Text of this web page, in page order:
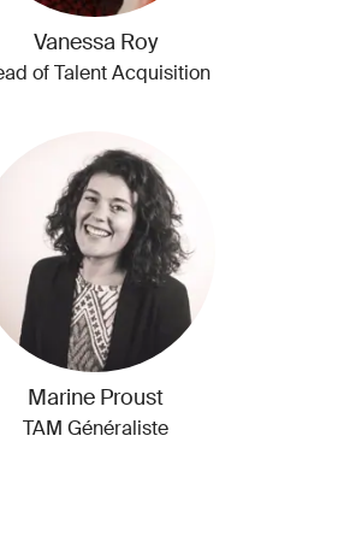
Vanessa Roy
of Talent Acquisition
Marine Proust
TAM Généraliste